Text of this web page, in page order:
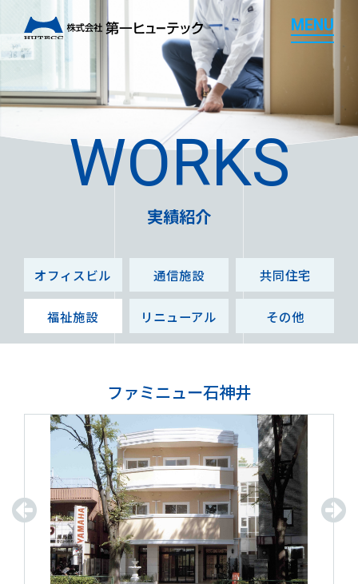
M ENU
WORKS
実績紹介
オフィスビル 通信施設 共同住宅
福祉施設 リニューアル その他
ファミニュー石神井